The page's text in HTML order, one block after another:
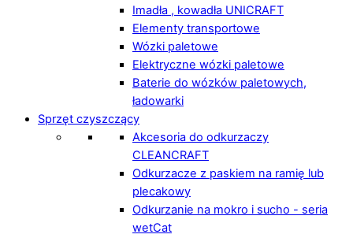
Imadła , kowadła UNICRAFT
Elementy transportowe
Wózki paletowe
Elektryczne wózki paletowe
Baterie do wózków paletowych,
ładowarki
Sprzęt czyszczący
Akcesoria do odkurzaczy
CLEANCRAFT
Odkurzacze z paskiem na ramię lub
plecakowy
Odkurzanie na mokro i sucho - seria
wetCat